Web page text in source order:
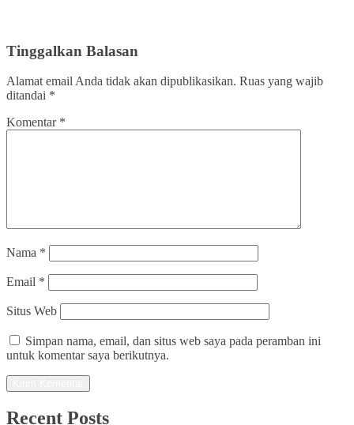
Tinggalkan Balasan
Alamat email Anda tidak akan dipublikasikan. Ruas yang wajib
ditandai *
Komentar *
Nama *
Email *
Situs Web
Simpan nama, email, dan situs web saya pada peramban ini
untuk komentar saya berikutnya.
Recent Posts